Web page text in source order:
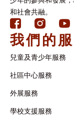
和社會共融。
我們的
兒童及青少年服務
社區中心服務
外展服務
學校支援服務